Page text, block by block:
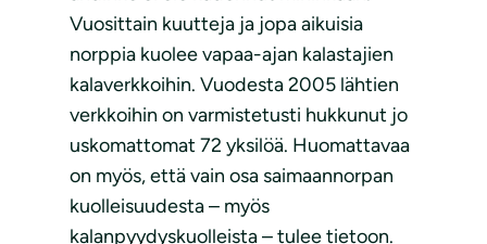
Vuosittain kuutteja ja jopa aikuisia
norppia kuolee vapaa-ajan kalastajien
kalaverkkoihin. Vuodesta 2005 lähtien
verkkoihin on varmistetusti hukkunut jo
uskomattomat 72 yksilöä. Huomattavaa
on myös, että vain osa saimaannorpan
kuolleisuudesta – myös
kalanpyydyskuolleista – tulee tietoon.